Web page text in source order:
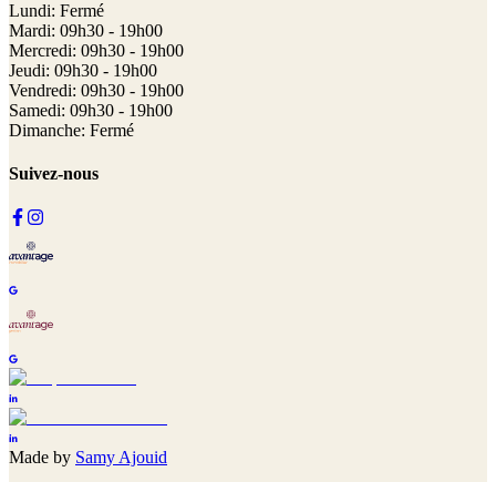
Lundi: Fermé
Mardi: 09h30 - 19h00
Mercredi: 09h30 - 19h00
Jeudi: 09h30 - 19h00
Vendredi: 09h30 - 19h00
Samedi: 09h30 - 19h00
Dimanche: Fermé
Suivez-nous
Made by Samy Ajouid